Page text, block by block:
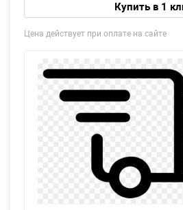
Купить в 1
Цена действует при оплате на сайте